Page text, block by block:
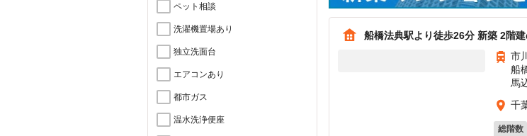
ペット相談
洗濯機置場あり
独立洗面台
エアコンあり
都市ガス
温水洗浄便座
船橋法典駅より徒歩26分 新築 2階
市
船
馬
千
総階数